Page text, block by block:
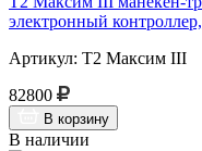
электронный
Артикул: Т2 Максим III
82800
В корзину
В наличии